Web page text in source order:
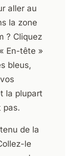
aller au
la zone
? Cliquez
En-tête »
bleus,
la plupart
pas.
de la
le